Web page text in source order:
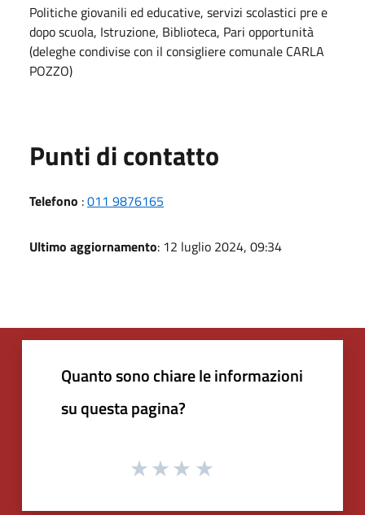
Politiche giovanili ed educative, servizi scolastici pre e
dopo scuola, Istruzione, Biblioteca, Pari opportunità
(deleghe condivise con il consigliere comunale CARLA
POZZO)
Punti di contatto
Telefono :011 9876165
Ultimo aggiornamento: 12 luglio 2024, 09:34
Quanto sono chiare le informazioni
su questa pagina?